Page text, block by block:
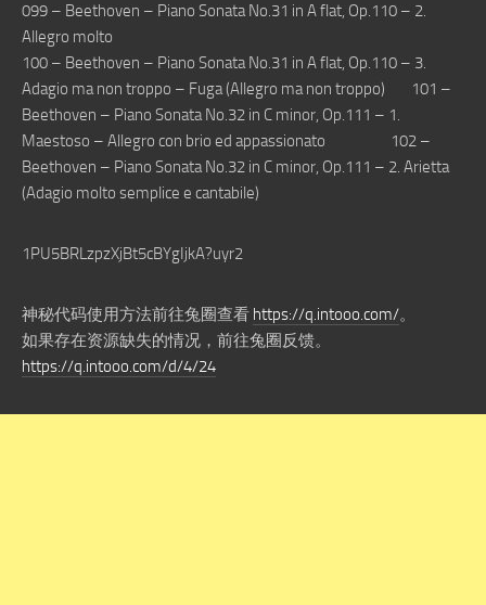
099 – Beethoven – Piano Sonata No.31 in A flat, Op.110 – 2.
Allegro molto
100 – Beethoven – Piano Sonata No.31 in A flat, Op.110 – 3.
Adagio ma non troppo – Fuga (Allegro ma non troppo) 101 –
Beethoven – Piano Sonata No.32 in C minor, Op.111 – 1.
Maestoso – Allegro con brio ed appassionato 102 –
Beethoven – Piano Sonata No.32 in C minor, Op.111 – 2. Arietta
(Adagio molto semplice e cantabile)
1PU5BRLzpzXjBt5cBYgIjkA?uyr2
神秘代码使用方法前往兔圈查看 https://q.intooo.com/。
如果存在资源缺失的情况，前往兔圈反馈。
https://q.intooo.com/d/4/24